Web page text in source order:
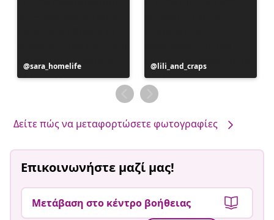
Η
ανάρτηση
sara_homelife
Η
ανάρτηση
δημοσιεύθηκε
από
lili_and_craps
Δείτε πώς να μεταφορτώσετε φωτογραφίες
Επικοινωνήστε μαζί μας!
Μετάβαση στο κέντρο βοήθειας